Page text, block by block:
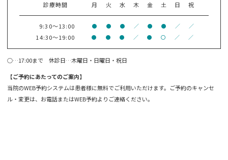
診療時間 月 火 水 木 金 土 日 祝
9:30～13:00 ● ● ● ／ ● ● ／ ／
14:30～19:00 ● ● ● ／ ● 〇 ／ ／
○…17:00まで 休診日…木曜日・日曜日・祝日
【ご予約にあたってのご案内】
当院のWEB予約システムは患者様に無料でご利用いただけます。ご予約のキャンセ
ル・変更は、お電話またはWEB予約よりご連絡ください。